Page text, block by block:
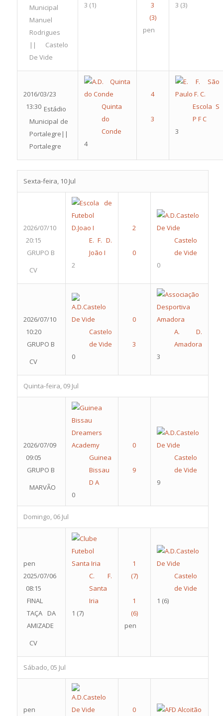
Municipal
Manuel
Rodrigues
|| Castelo
De Vide
3 (1)
pen
3 (3)
2016/03/23
13:30 Estádio
Municipal de
Portalegre||
Portalegre
Quinta
do
Conde
4
Escola S
P F C
3
Sexta-feira, 10 Jul
2026/07/10
20:15
GRUPO B
CV
E. F. D.
João I
2
Castelo
de Vide
0
2026/07/10
10:20
GRUPO B
CV
Castelo
de Vide
0
A. D.
Amadora
3
Quinta-feira, 09 Jul
2026/07/09
09:05
GRUPO B
MARVÃO
Guinea
Bissau
D A
0
Castelo
de Vide
9
Domingo, 06 Jul
pen
2025/07/06
08:15
FINAL
TAÇA DA
AMIZADE
CV
C. F.
Santa
Iria
1 (7)
pen
Castelo
de Vide
1 (6)
Sábado, 05 Jul
pen